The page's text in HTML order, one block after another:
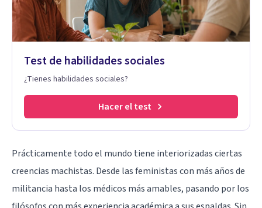
Test de habilidades sociales
¿Tienes habilidades sociales?
Hacer el test
Prácticamente todo el mundo tiene interiorizadas ciertas
creencias machistas. Desde las feministas con más años de
militancia hasta los médicos más amables, pasando por los